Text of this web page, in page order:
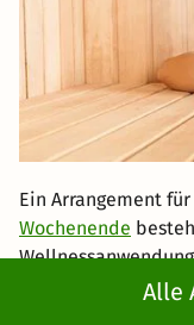
Alle
Ein Arrangement
Wochenende
lassen, in der
im Pool